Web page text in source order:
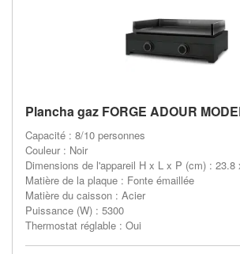
Plancha gaz FORGE ADOUR
Capacité : 8/10 personnes
Couleur : Noir
Dimensions de l'appareil H x L x P (cm) : 23.8
Matière de la plaque : Fonte émaillée
Matière du caisson : Acier
Puissance (W) : 5300
Thermostat réglable : Oui